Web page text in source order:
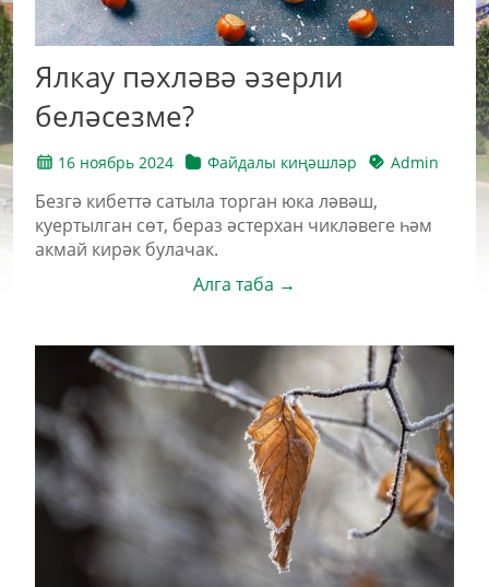
Ялкау пәхләвә әзерли
беләсезме?
16 ноябрь 2024 Файдалы киңәшләр Admin
Безгә кибеттә сатыла торган юка ләвәш,
куертылган сөт, бераз әстерхан чикләвеге һәм
акмай кирәк булачак.
Алга таба →